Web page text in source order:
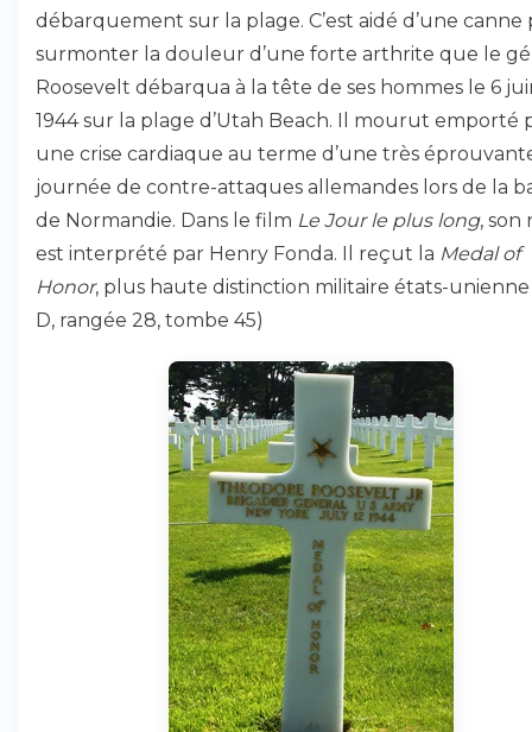
débarquement sur la plage. C’est aidé d’une canne
surmonter la douleur d’une forte arthrite que le
Roosevelt débarqua à la tête de ses hommes le 6
1944 sur la plage d’Utah Beach. Il mourut emporté
une crise cardiaque au terme d’une très
journée de contre-attaques allemandes lors de la
de Normandie. Dans le film Le Jour le plus long, son
est interprété par Henry Fonda. Il reçut la Medal of
Honor, plus haute distinction militaire états-
D, rangée 28, tombe 45)